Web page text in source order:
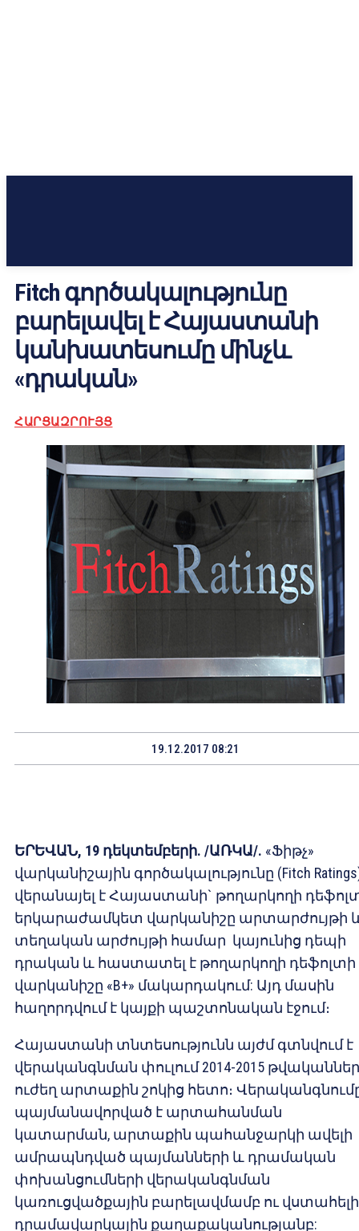
Fitch գործակալությունը
բարելավել է Հայաստանի
կանխատեսումը մինչև
«դրական»
ՀԱՐՑԱԶՐՈՒՅՑ
19.12.2017 08:21
ԵՐԵՎԱՆ, 19 դեկտեմբերի. /ԱՌԿԱ/. «Ֆիթչ»
վարկանիշային գործակալությունը (Fitch
վերանայել է Հայաստանի` թողարկողի
երկարաժամկետ վարկանիշը արտարժույթի
տեղական արժույթի համար կայունից դեպի
դրական և հաստատել է թողարկողի դեֆոլտի
վարկանիշը «B+» մակարդակում: Այդ մասին
հաղորդվում է կայքի պաշտոնական էջում։
Հայաստանի տնտեսությունն այժմ գտնվում է
վերականգնման փուլում 2014-2015
ուժեղ արտաքին շոկից հետո։
պայմանավորված է արտահանման
կատարման, արտաքին պահանջարկի ավելի
ամրապնդված պայմանների և դրամական
փոխանցումների վերականգնման
կառուցվածքային բարելավմամբ ու վստահելի
դրամավարկային քաղաքականությանբ: